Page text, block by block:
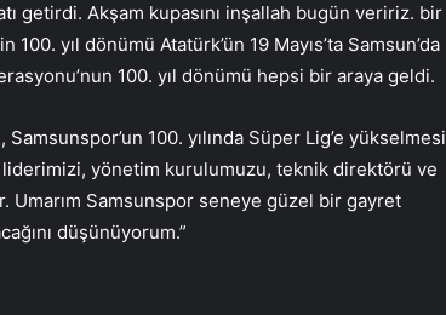
getirdi. Akşam kupasını inşallah bugün veririz. bir
yıl dönümü Atatürk’ün 19 Mayıs’ta Samsun’da
100. yıl dönümü hepsi bir araya geldi.
100. yılında Süper Lig’e yükselmesi
liderimizi, yönetim kurulumuzu, teknik direktörü ve
Umarım Samsunspor seneye güzel bir gayret
düşünüyorum.”